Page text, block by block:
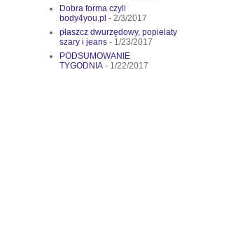
Dobra forma czyli
body4you.pl - 2/3/2017
płaszcz dwurzędowy, popielaty
szary i jeans - 1/23/2017
PODSUMOWANIE
TYGODNIA - 1/22/2017